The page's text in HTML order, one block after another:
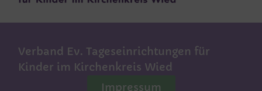
Verband Ev. Tageseinrichtungen für
Kinder im Kirchenkreis Wied
Impressum